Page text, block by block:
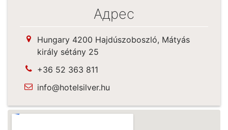
Адрес
Hungary 4200 Hajdúszoboszló, Mátyás
király sétány 25
+36 52 363 811
info@hotelsilver.hu